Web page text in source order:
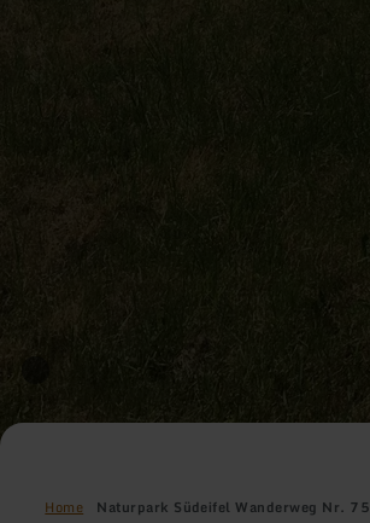
Home Naturpark Südeifel Wanderweg Nr. 75